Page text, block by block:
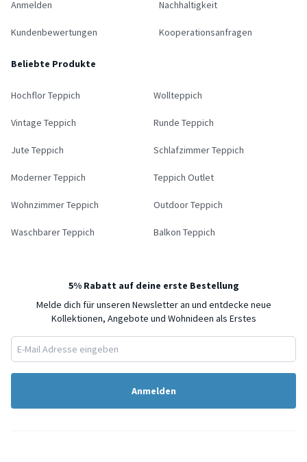
Anmelden
Kundenbewertungen
Nachhaltigkeit
Kooperationsanfragen
Beliebte Produkte
Hochflor Teppich Wollteppich
Vintage Teppich Runde Teppich
Jute Teppich Schlafzimmer Teppich
Moderner Teppich Teppich Outlet
Wohnzimmer Teppich Outdoor Teppich
Waschbarer Teppich Balkon Teppich
5% Rabatt auf deine erste Bestellung
Melde dich für unseren Newsletter an und entdecke neue
Kollektionen, Angebote und Wohnideen als Erstes
Anmelden